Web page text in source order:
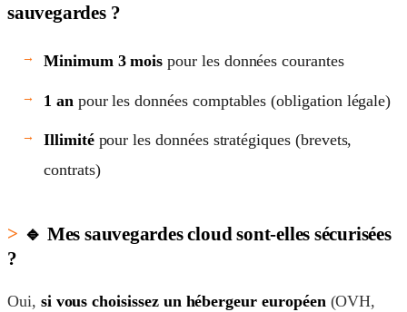
sauvegardes ?
Minimum 3 mois pour les données courantes
1 an pour les données comptables (obligation légale)
Illimitépour les données stratégiques (brevets,
contrats)
🔹 Mes sauvegardes cloud sont-elles sécurisées
?
Oui, si vous choisissez un hébergeur européen(OVH,